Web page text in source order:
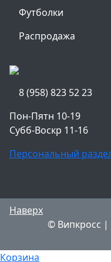
Футболки
Распродажа
8 (958) 823 52 23
Пон-Пятн 10-19
Субб-Воскр 11-16
Персональный
Наверх
© Випкросс |
Корзина